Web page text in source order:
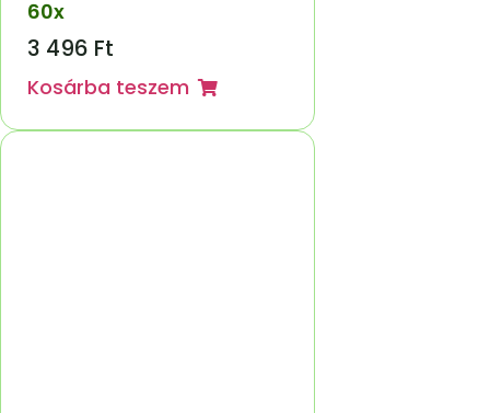
60x
3 496 Ft
Kosárba teszem